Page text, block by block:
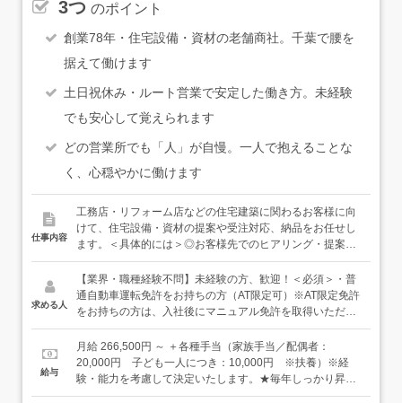
3つ のポイント
創業78年・住宅設備・資材の老舗商社。千葉で腰を
据えて働けます
土日祝休み・ルート営業で安定した働き方。未経験
でも安心して覚えられます
どの営業所でも「人」が自慢。一人で抱えることな
く、心穏やかに働けます
仕事内容
工務店・リフォーム店などの住宅建築に関わるお客様に向
けて、住宅設備・資材の提案や受注対応、納品をお任せし
ます。＜具体的には＞◎お客様先でのヒアリング・提案お
客様が予定している工事の内容を聞き、必要となる設備や
資材について打ち合わせします。カタログをお渡ししてご
紹介することもあります。◎現場への納品・受注対応商品
の納品（配送）も兼ねて現場に伺うこともあります。その
り、在庫や仕入れ先に確認して、対応します。◎社内での
調整・準備営業事務スタッフとも連携しながら、受注対応
や見積もり作成、納期調整などを行います。◎フォロー訪
求める人
【業界・職種経験不問】未経験の方、歓迎！＜必須＞・普
通自動車運転免許をお持ちの方（AT限定可）※AT限定免許
をお持ちの方は、入社後にマニュアル免許を取得いただく
場合があります。＜歓迎／活かせます＞・住宅設備や資材
（管材・部材など）の知識・営業職の経験（ルート営業で
あれば、業界問わず共通している部分もあります）・接客
業など仕事でお客様と接した経験などもちろん、上記は歓
給与
月給 266,500円 ～ ＋各種手当（家族手当／配偶者：
20,000円 子ども一人につき：10,000円 ※扶養）※経
験・能力を考慮して決定いたします。★毎年しっかり昇
給！成長がきちんと評価される昇給制度があります